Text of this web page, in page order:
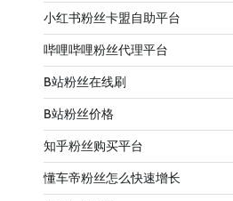
小红书粉丝卡盟自助平台
哔哩哔哩粉丝代理平台
B站粉丝在线刷
B站粉丝价格
知乎粉丝购买平台
懂车帝粉丝怎么快速增长